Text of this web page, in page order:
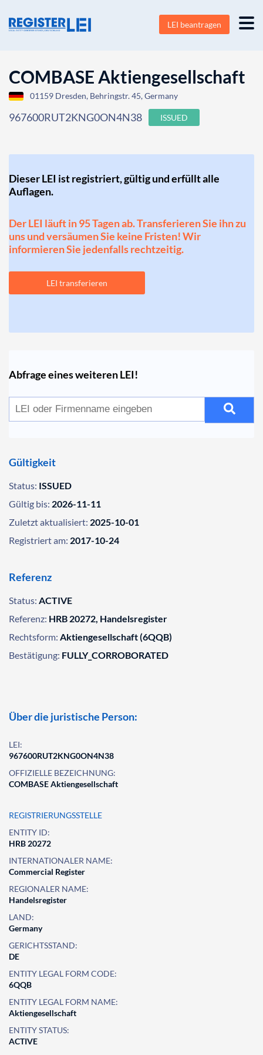
LEI beantragen
COMBASE Aktiengesellschaft
01159 Dresden, Behringstr. 45, Germany
967600RUT2KNG0ON4N38 ISSUED
Dieser LEI ist registriert, gültig und erfüllt alle
Auflagen.
Der LEI läuft in 95 Tagen ab. Transferieren Sie ihn zu
uns und versäumen Sie keine Fristen! Wir
informieren Sie jedenfalls rechtzeitig.
LEI transferieren
Abfrage eines weiteren LEI!
Gültigkeit
Status: ISSUED
Gültig bis: 2026-11-11
Zuletzt aktualisiert: 2025-10-01
Registriert am: 2017-10-24
Referenz
Status: ACTIVE
Referenz: HRB 20272, Handelsregister
Rechtsform: Aktiengesellschaft (6QQB)
Bestätigung: FULLY_CORROBORATED
Über die juristische Person:
LEI:
967600RUT2KNG0ON4N38
OFFIZIELLE BEZEICHNUNG:
COMBASE Aktiengesellschaft
REGISTRIERUNGSSTELLE
ENTITY ID:
HRB 20272
INTERNATIONALER NAME:
Commercial Register
REGIONALER NAME:
Handelsregister
LAND:
Germany
GERICHTSSTAND:
DE
ENTITY LEGAL FORM CODE:
6QQB
ENTITY LEGAL FORM NAME:
Aktiengesellschaft
ENTITY STATUS:
ACTIVE